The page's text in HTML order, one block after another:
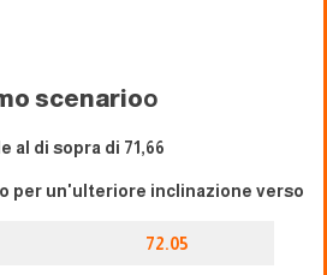
scenarioo
al di sopra di 71,66
per un'ulteriore inclinazione verso
72.05